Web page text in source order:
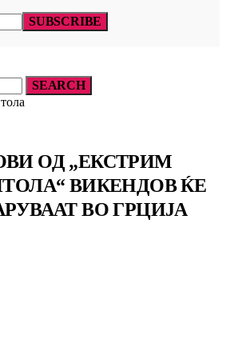
SUBSCRIBE
SEARCH
ОД „ЕКСТРИМ
ВИКЕНДОВ ЌЕ
ВО ГРЦИЈА